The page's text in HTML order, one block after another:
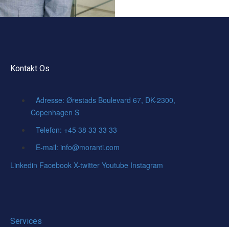
Kontakt Os
Adresse: Ørestads Boulevard 67, DK-2300,
Copenhagen S
Telefon: +45 38 33 33 33
E-mail: info@moranti.com
Linkedin Facebook X-twitter Youtube Instagram
Services